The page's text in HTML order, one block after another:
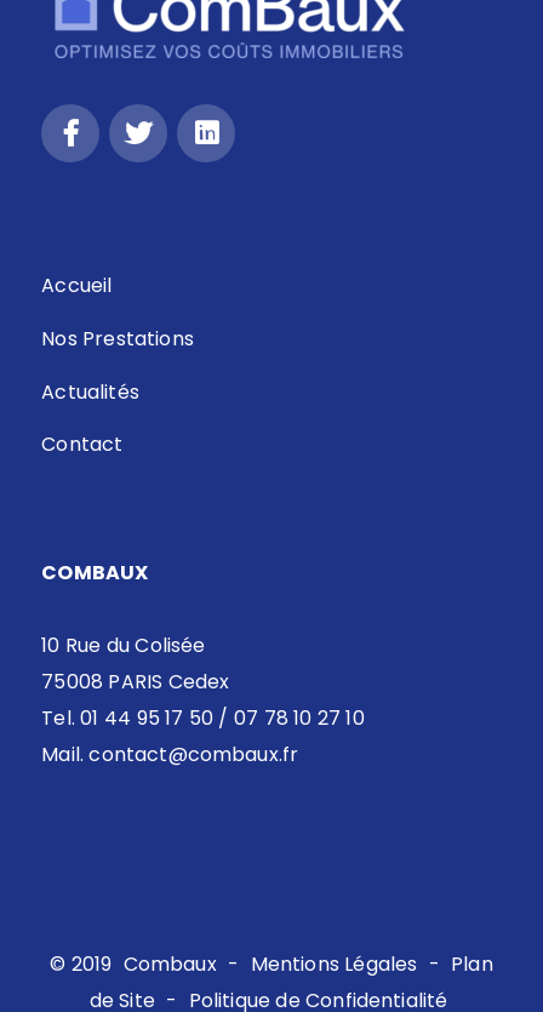
Accueil
Nos Prestations
Actualités
Contact
COMBAUX
10 Rue du Colisée
75008 PARIS Cedex
Tel. 01 44 95 17 50 / 07 78 10 27 10
Mail.contact@combaux.fr
© 2019 Combaux - Mentions Légales - Plan
de Site - Politique de Confidentialité